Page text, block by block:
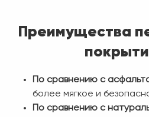
Преимущества
По сравнению с
более мягкое и
По сравнению с